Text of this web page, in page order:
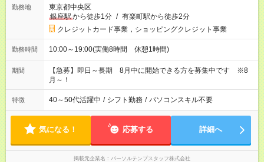
勤務地
東京都中央区
銀座駅から徒歩1分 / 有楽町駅から徒歩2分
クレジットカード事業，ショッピングクレジット事業
勤務時間 10:00～19:00(実働8時間 休憩1時間)
期間
【急募】即日～長期 8月中に開始できる方を募集中です ※8
月～！
特徴 40～50代活躍中 / シフト勤務 / パソコンスキル不要
気になる！ 応募する 詳細へ
掲載元企業名 パーソルテンプスタッフ株式会社